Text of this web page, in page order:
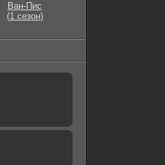
Ван-Пис
(1 сезон)